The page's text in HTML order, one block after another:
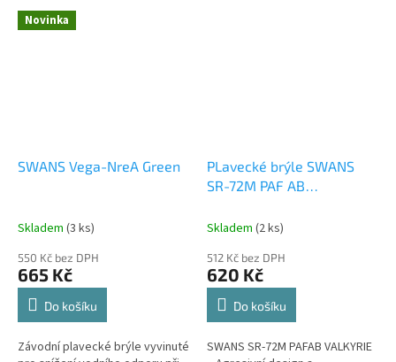
Novinka
SWANS Vega-NreA Green
Skladem (3 ks)
550 Kč bez DPH
665 Kč
Do košíku
Závodní plavecké brýle vyvinuté
PLavecké brýle SWANS
SR-72M PAF AB
Skladem (2 ks)
512 Kč bez DPH
620 Kč
Do košíku
SWANS SR-72M PAFAB VALKYRIE